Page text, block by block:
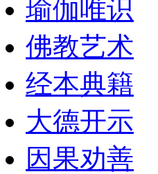
瑜伽唯识
佛教艺术
经本典籍
大德开示
因果劝善